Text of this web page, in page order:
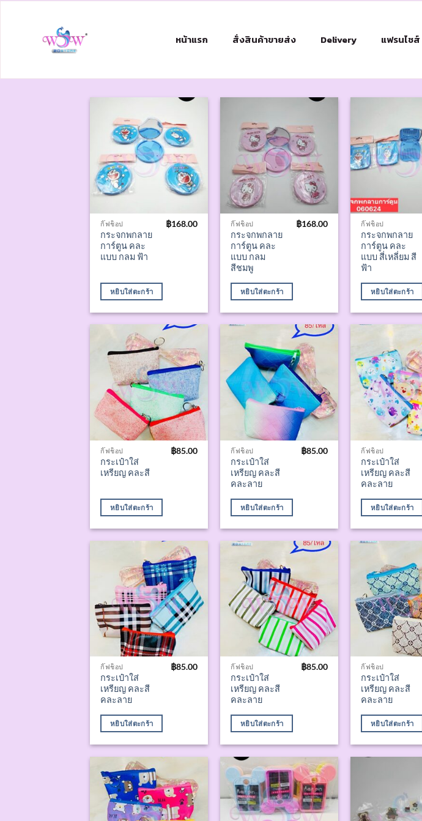
หน้าแรก สั่งสินค้าขายส่ง Delivery แฟรนไชส์
กิ๊ฟช็อป
กระจกพกลาย
การ์ตูน คละ
แบบ กลม ฟ้า
฿168.00
หยิบใส่ตะกร้า
กิ๊ฟช็อป
กระจกพกลาย
การ์ตูน คละ
แบบ กลม
สีชมพู
฿168.00
หยิบใส่ตะกร้า
กิ๊ฟช็อป
กระจกพกลาย
การ์ตูน คละ
แบบ สี่เหลี่ยม สี
ฟ้า
หยิบใส่ตะกร้า
กิ๊ฟช็อป
กระเป๋าใส่
เหรียญ คละสี
฿85.00
หยิบใส่ตะกร้า
กิ๊ฟช็อป
กระเป๋าใส่
เหรียญ คละสี
คละลาย
฿85.00
หยิบใส่ตะกร้า
กิ๊ฟช็อป
กระเป๋าใส่
เหรียญ คละสี
คละลาย
หยิบใส่ตะกร้า
กิ๊ฟช็อป
กระเป๋าใส่
เหรียญ คละสี
คละลาย
฿85.00
หยิบใส่ตะกร้า
กิ๊ฟช็อป
กระเป๋าใส่
เหรียญ คละสี
คละลาย
฿85.00
หยิบใส่ตะกร้า
กิ๊ฟช็อป
กระเป๋าใส่
เหรียญ คละสี
คละลาย
หยิบใส่ตะกร้า